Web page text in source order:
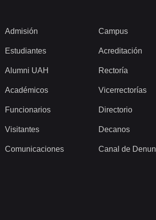
Admisión
Estudiantes
Alumni UAH
Académicos
Funcionarios
Visitantes
Comunicaciones
Campus
Acreditación
Rectoría
Vicerrectorías
Directorio
Decanos
Canal de